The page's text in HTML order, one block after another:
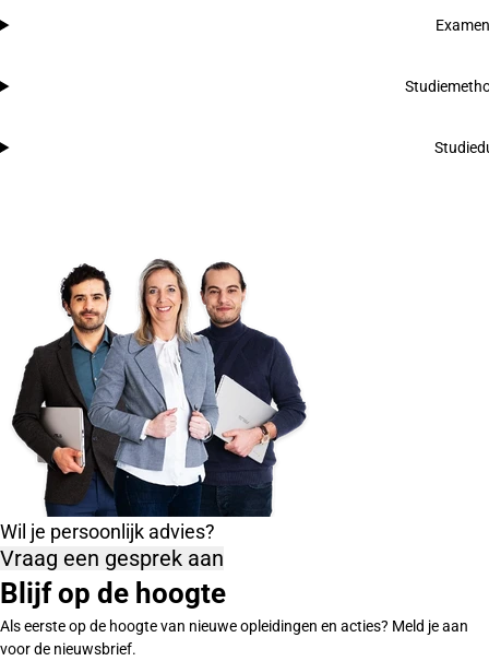
Wil je persoonlijk advies?
Vraag een gesprek aan
Blijf op de hoogte
Als eerste op de hoogte van nieuwe opleidingen en acties? Meld je aan
voor de nieuwsbrief.